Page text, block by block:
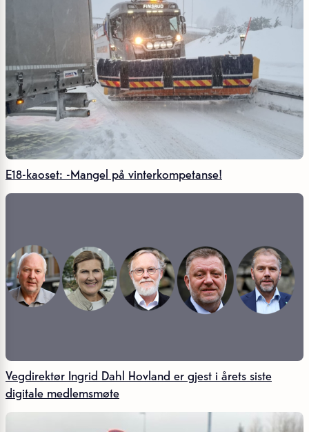
E18-kaoset: -Mangel på vinterkompetanse!
Vegdirektør Ingrid Dahl Hovland er gjest i årets siste
digitale medlemsmøte